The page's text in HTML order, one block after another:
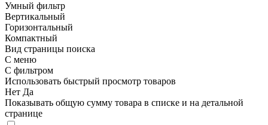
Умный фильтр
Вертикальный
Горизонтальный
Компактный
Вид страницы поиска
С меню
С фильтром
Использовать быстрый просмотр товаров
Нет Да
Показывать общую сумму товара в списке и на детальной
странице